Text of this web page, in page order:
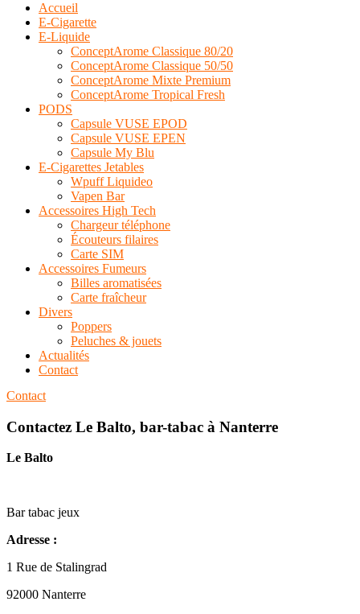
Accueil
E-Cigarette
E-Liquide
ConceptArome Classique 80/20
ConceptArome Classique 50/50
ConceptArome Mixte Premium
ConceptArome Tropical Fresh
PODS
Capsule VUSE EPOD
Capsule VUSE EPEN
Capsule My Blu
E-Cigarettes Jetables
Wpuff Liquideo
Vapen Bar
Accessoires High Tech
Chargeur téléphone
Écouteurs filaires
Carte SIM
Accessoires Fumeurs
Billes aromatisées
Carte fraîcheur
Divers
Poppers
Peluches & jouets
Actualités
Contact
Contact
Contactez Le Balto, bar-tabac à Nanterre
Le Balto
Bar tabac jeux
Adresse :
1 Rue de Stalingrad
92000 Nanterre